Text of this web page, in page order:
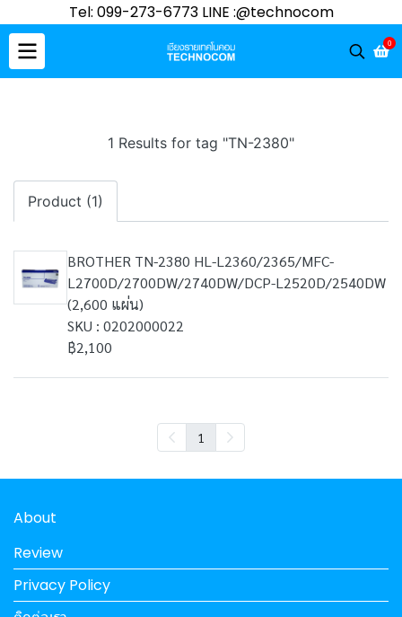
Tel: 099-273-6773 LINE :@technocom
0
1 Results for tag "TN-2380"
Product (1)
BROTHER TN-2380 HL-L2360/2365/MFC-
L2700D/2700DW/2740DW/DCP-L2520D/2540DW
(2,600 แผ่น)
SKU : 0202000022
฿2,100
1
About
Review
Privacy Policy